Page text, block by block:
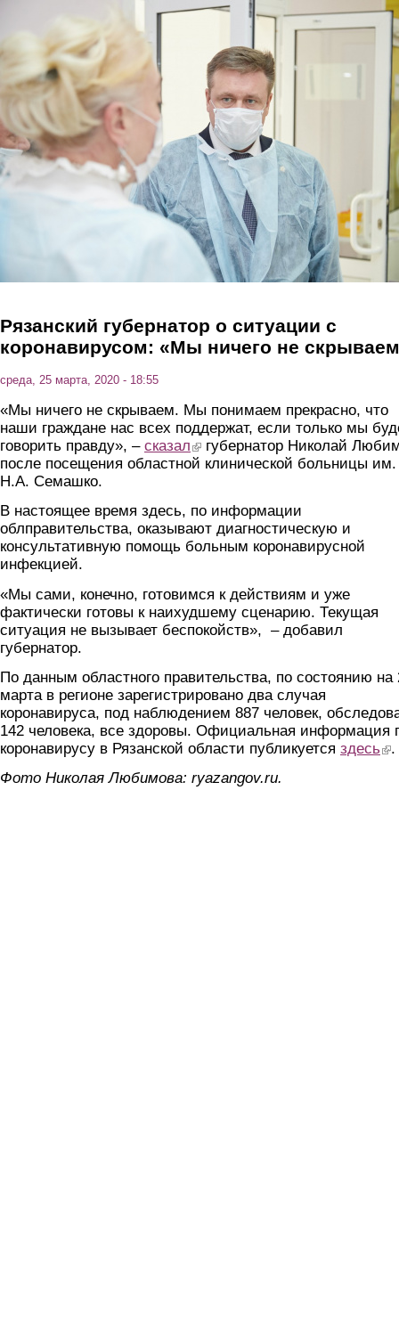
Перейти к основному содержанию
Рязанский губернатор о ситуации с
коронавирусом: «Мы ничего не
среда, 25 марта, 2020 - 18:55
«Мы ничего не скрываем. Мы понимаем прекрасно, что
наши граждане нас всех поддержат, если только мы
говорить правду», – сказал (link is external)
губернатор Николай
после посещения областной клинической больницы им.
Н.А. Семашко.
В настоящее время здесь, по информации
облправительства, оказывают диагностическую и
консультативную помощь больным коронавирусной
инфекцией.
«Мы сами, конечно, готовимся к действиям и уже
фактически готовы к наихудшему сценарию. Текущая
ситуация не вызывает беспокойств», – добавил
губернатор.
По данным областного правительства, по состоянию на
марта в регионе зарегистрировано два случая
коронавируса, под наблюдением 887 человек,
142 человека, все здоровы. Официальная информация
коронавирусу в Рязанской области публикуется здесь
.
Фото Николая Любимова: ryazangov.ru.